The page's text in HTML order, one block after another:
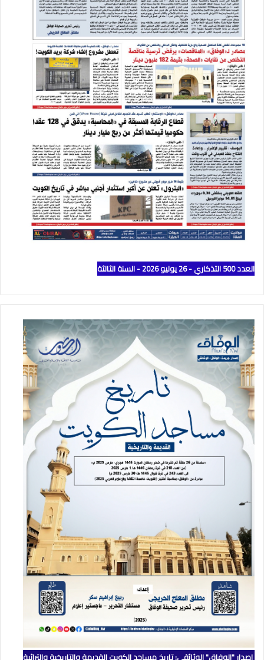
العدد 500 التذكاري - 26 يوليو 2026 - السنة الثالثة